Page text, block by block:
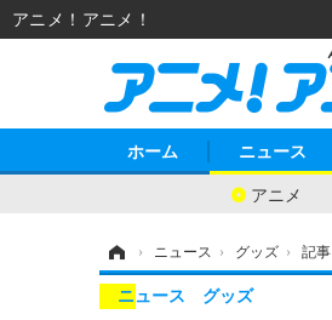
ホーム ニュース
アニメ
› ニュース › グッズ › 記事
ニュース グッズ
アニメ！アニメ！